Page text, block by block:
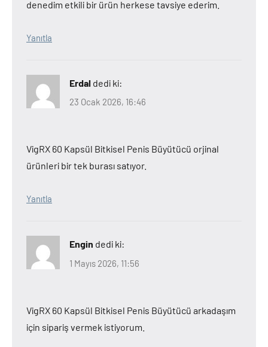
denedim etkili bir ürün herkese tavsiye ederim.
Yanıtla
Erdal dedi ki:
23 Ocak 2026, 16:46
VigRX 60 Kapsül Bitkisel Penis Büyütücü orjinal
ürünleri bir tek burası satıyor.
Yanıtla
Engin dedi ki:
1 Mayıs 2026, 11:56
VigRX 60 Kapsül Bitkisel Penis Büyütücü arkadaşım
için sipariş vermek istiyorum.